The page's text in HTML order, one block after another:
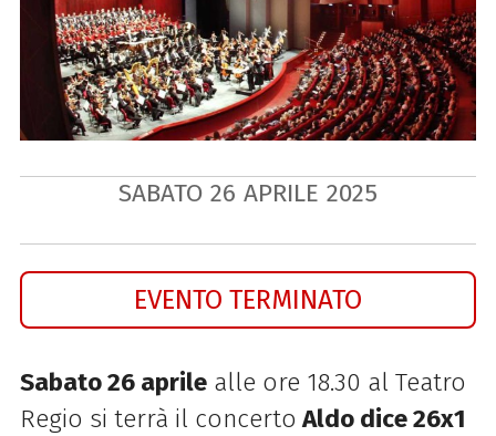
SABATO 26 APRILE 2025
EVENTO TERMINATO
Sabato 26 aprilealle ore 18.30 al Teatro
Regio si terrà il concerto Aldo dice 26x1